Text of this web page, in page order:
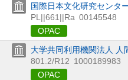
国際日本文化研究センタ
PL||661||Ra 00145548
OPAC
大学共同利用機関法人 人
801.2/R12 1000189983
OPAC